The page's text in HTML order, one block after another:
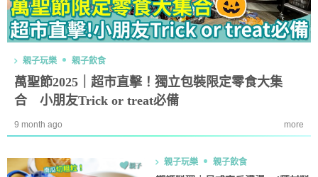
親子玩樂 親子飲食
萬聖節2025｜超市直擊！獨立包裝限定零食大集
合 小朋友Trick or treat必備
9 month ago more
親子玩樂 親子飲食